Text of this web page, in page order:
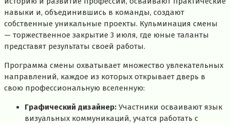
навыки и, объединившись в команды, создают
собственные уникальные проекты. Кульминация смены
— торжественное закрытие 3 июля, где юные таланты
представят результаты своей работы.
Программа смены охватывает множество увлекательных
направлений, каждое из которых открывает дверь в
свою профессиональную вселенную:
Графический дизайнер: Участники осваивают язык
визуальных коммуникаций, учатся работать с